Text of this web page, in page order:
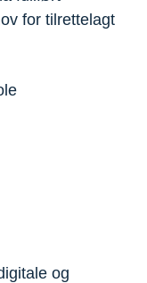
for tilrettelagt
og